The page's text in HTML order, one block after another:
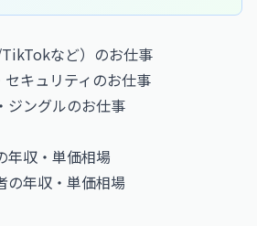
など）のお仕事
キュリティのお仕事
ジングルのお仕事
年収・単価相場
の年収・単価相場